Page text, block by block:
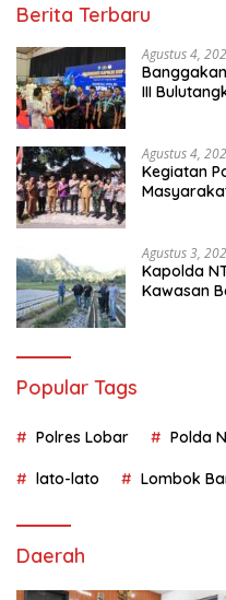
Berita Terbaru
Agustus 4,
III
Agustus 4,
Kegiatan
Agustus 3,
Kapolda
Kawasan
Popular Tags
Polres Lobar Polda
lato-lato Lombok
Daerah